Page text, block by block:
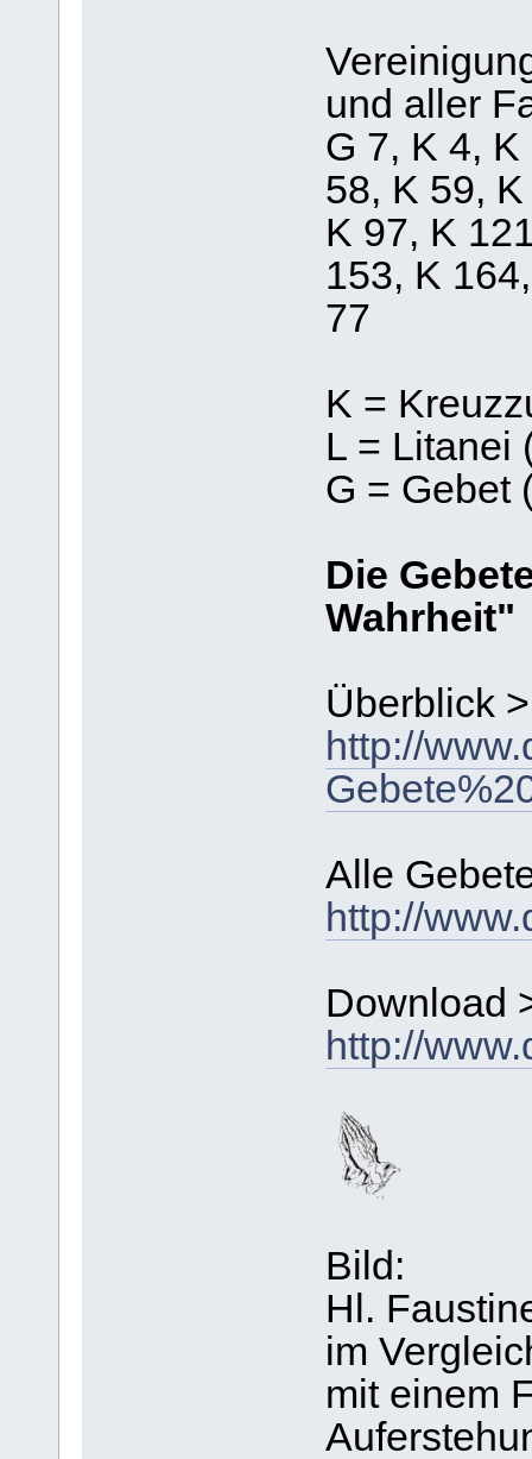
und aller
G 7, K 4,
58, K 59,
K 97, K
153, K
77
K =
L = Litanei
G = Gebet
Die
Wahrheit"
Überblick >
http://
Alle
http://
Download
http://
Bild:
Hl.
im
mit einem